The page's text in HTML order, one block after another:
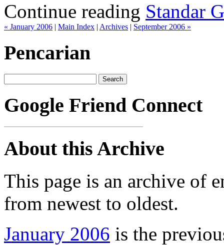
Continue reading Standar
« January 2006 | Main Index | Archives | September 2006 »
Pencarian
Google Friend Connect
About this Archive
This page is an archive of
from newest to oldest.
January 2006 is the